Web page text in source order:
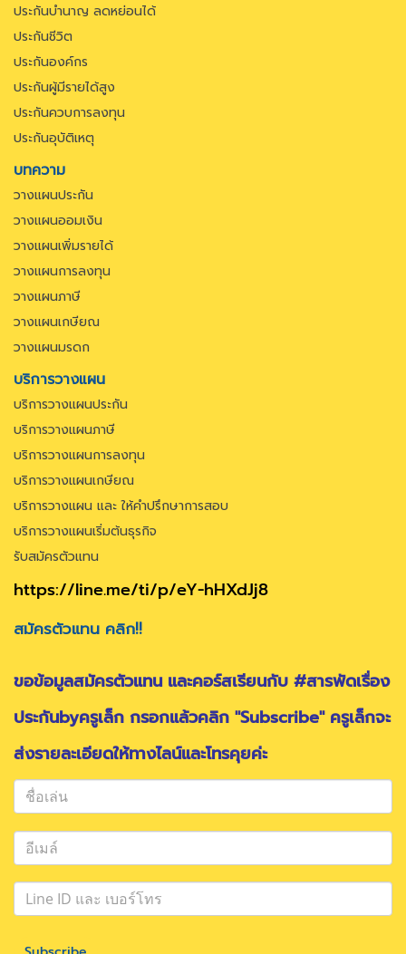
ประกันบำนาญ ลดหย่อนได้
ประกันชีวิต
ประกันองค์กร
ประกันผู้มีรายได้สูง
ประกันควบการลงทุน
ประกันอุบัติเหตุ
บทความ
วางแผนประกัน
วางแผนออมเงิน
วางแผนเพิ่มรายได้
วางแผนการลงทุน
วางแผนภาษี
วางแผนเกษียณ
วางแผนมรดก
บริการวางแผน
บริการวางแผนประกัน
บริการวางแผนภาษี
บริการวางแผนการลงทุน
บริการวางแผนเกษียณ
บริการวางแผน และ ให้คำปรึกษาการสอบ
บริการวางแผนเริ่มต้นธุรกิจ
รับสมัครตัวแทน
https://line.me/ti/p/eY-hHXdJj8
สมัครตัวแทน คลิก!!
ขอข้อมูลสมัครตัวแทน และคอร์สเรียนกับ #สารพัดเรื่อง
ประกันbyครูเล็ก กรอกแล้วคลิก "Subscribe" ครูเล็กจะ
ส่งรายละเอียดให้ทางไลน์และโทรคุยค่ะ